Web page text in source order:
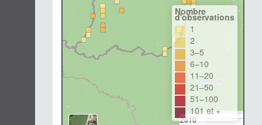
2010
Nombre
d'observations
1
2
3–5
6–10
11–20
21–50
51–100
101 et +